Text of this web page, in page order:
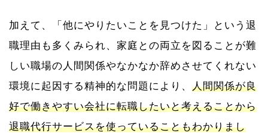
加えて、「他にやりたいことを見つけた」という退
職理由も多くみられ、家庭との両立を図ることが難
しい職場の人間関係やなかなか辞めさせてくれない
環境に起因する精神的な問題により、 人間関係が良
好で働きやすい会社に転職したいと考えることから
退職代行サービスを使っていることもわかりまし